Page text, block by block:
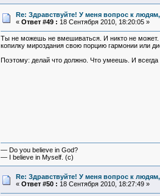
Re: Здравствуйте! У меня вопрос к
« Ответ #49 : 18 Сентября 2010, 18:20:05 »
Ты не можешь не вмешиваться. И никто не
копилку мироздания свою порцию гармонии или
Поэтому: делай что должно. Что умеешь. И
— Do you believe in God?
— I believe in Myself. (c)
Re: Здравствуйте! У меня вопрос к
« Ответ #50 : 18 Сентября 2010, 18:27:49 »